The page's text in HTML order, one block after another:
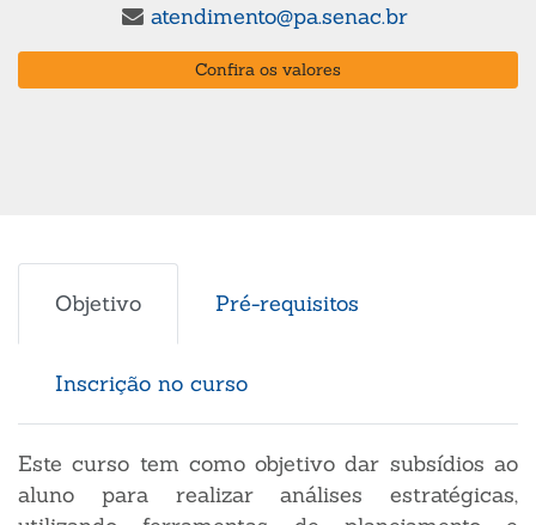
atendimento@pa.senac.br
Confira os valores
Objetivo Pré-requisitos
Inscrição no curso
Este curso tem como objetivo dar subsídios ao
aluno para realizar análises estratégicas,